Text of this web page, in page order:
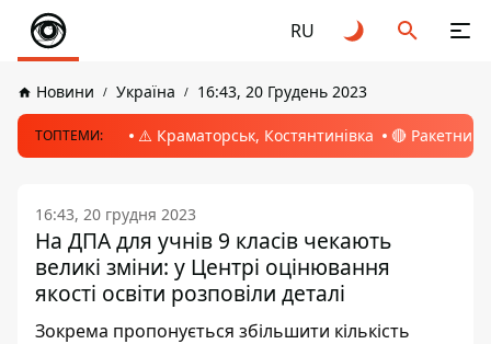
RU
Новини Україна 16:43, 20 Грудень 2023
ТОПТЕМИ: ⚠️ Краматорськ, Костянтинівка 🔴 Ракетний
16:43, 20 грудня 2023
На ДПА для учнів 9 класів чекають
великі зміни: у Центрі оцінювання
якості освіти розповіли деталі
Зокрема пропонується збільшити кількість